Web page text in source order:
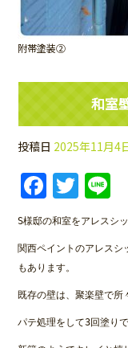
附帯塗装②
和室
投稿日 2025年11月4
S様邸の和室をアレスシ
関西ペイントのアレスシ
もあります。
既存の壁は、聚楽壁で所
パテ処理をして3回塗り